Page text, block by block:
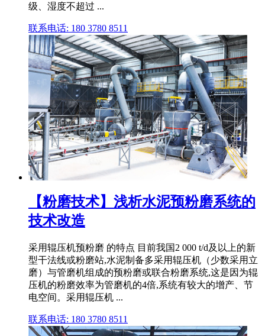
级、湿度不超过 ...
联系电话: 180 3780 8511
【粉磨技术】浅析水泥预粉磨系统的
技术改造
采用辊压机预粉磨 的特点 目前我国2 000 t/d及以上的新
型干法线或粉磨站,水泥制备多采用辊压机（少数采用立
磨）与管磨机组成的预粉磨或联合粉磨系统,这是因为辊
压机的粉磨效率为管磨机的4倍,系统有较大的增产、节
电空间。采用辊压机 ...
联系电话: 180 3780 8511